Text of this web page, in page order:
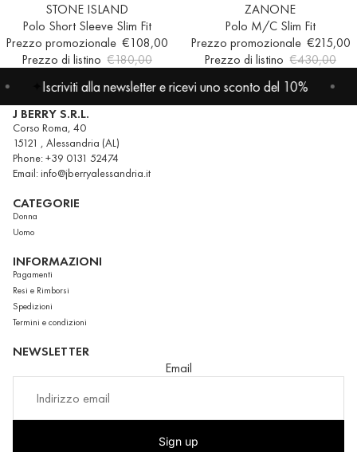
STONE ISLAND
Polo Short Sleeve Slim Fit
Prezzo promozionale €108,00
Prezzo di listino €180,00
ZANONE
Polo M/C Slim Fit
Prezzo promozionale €215,00
Prezzo di listino €430,00
Iscriviti alla newsletter e ricevi uno sconto del 10%
J BERRY S.R.L.
Corso Roma, 40
15121 , Alessandria (AL)
Phone: +39 0131 52474
Email: info@jberryalessandria.it
CATEGORIE
Donna
Uomo
INFORMAZIONI
Pagamenti
Resi e Rimborsi
Spedizioni
Termini e condizioni
NEWSLETTER
Email
Sign up